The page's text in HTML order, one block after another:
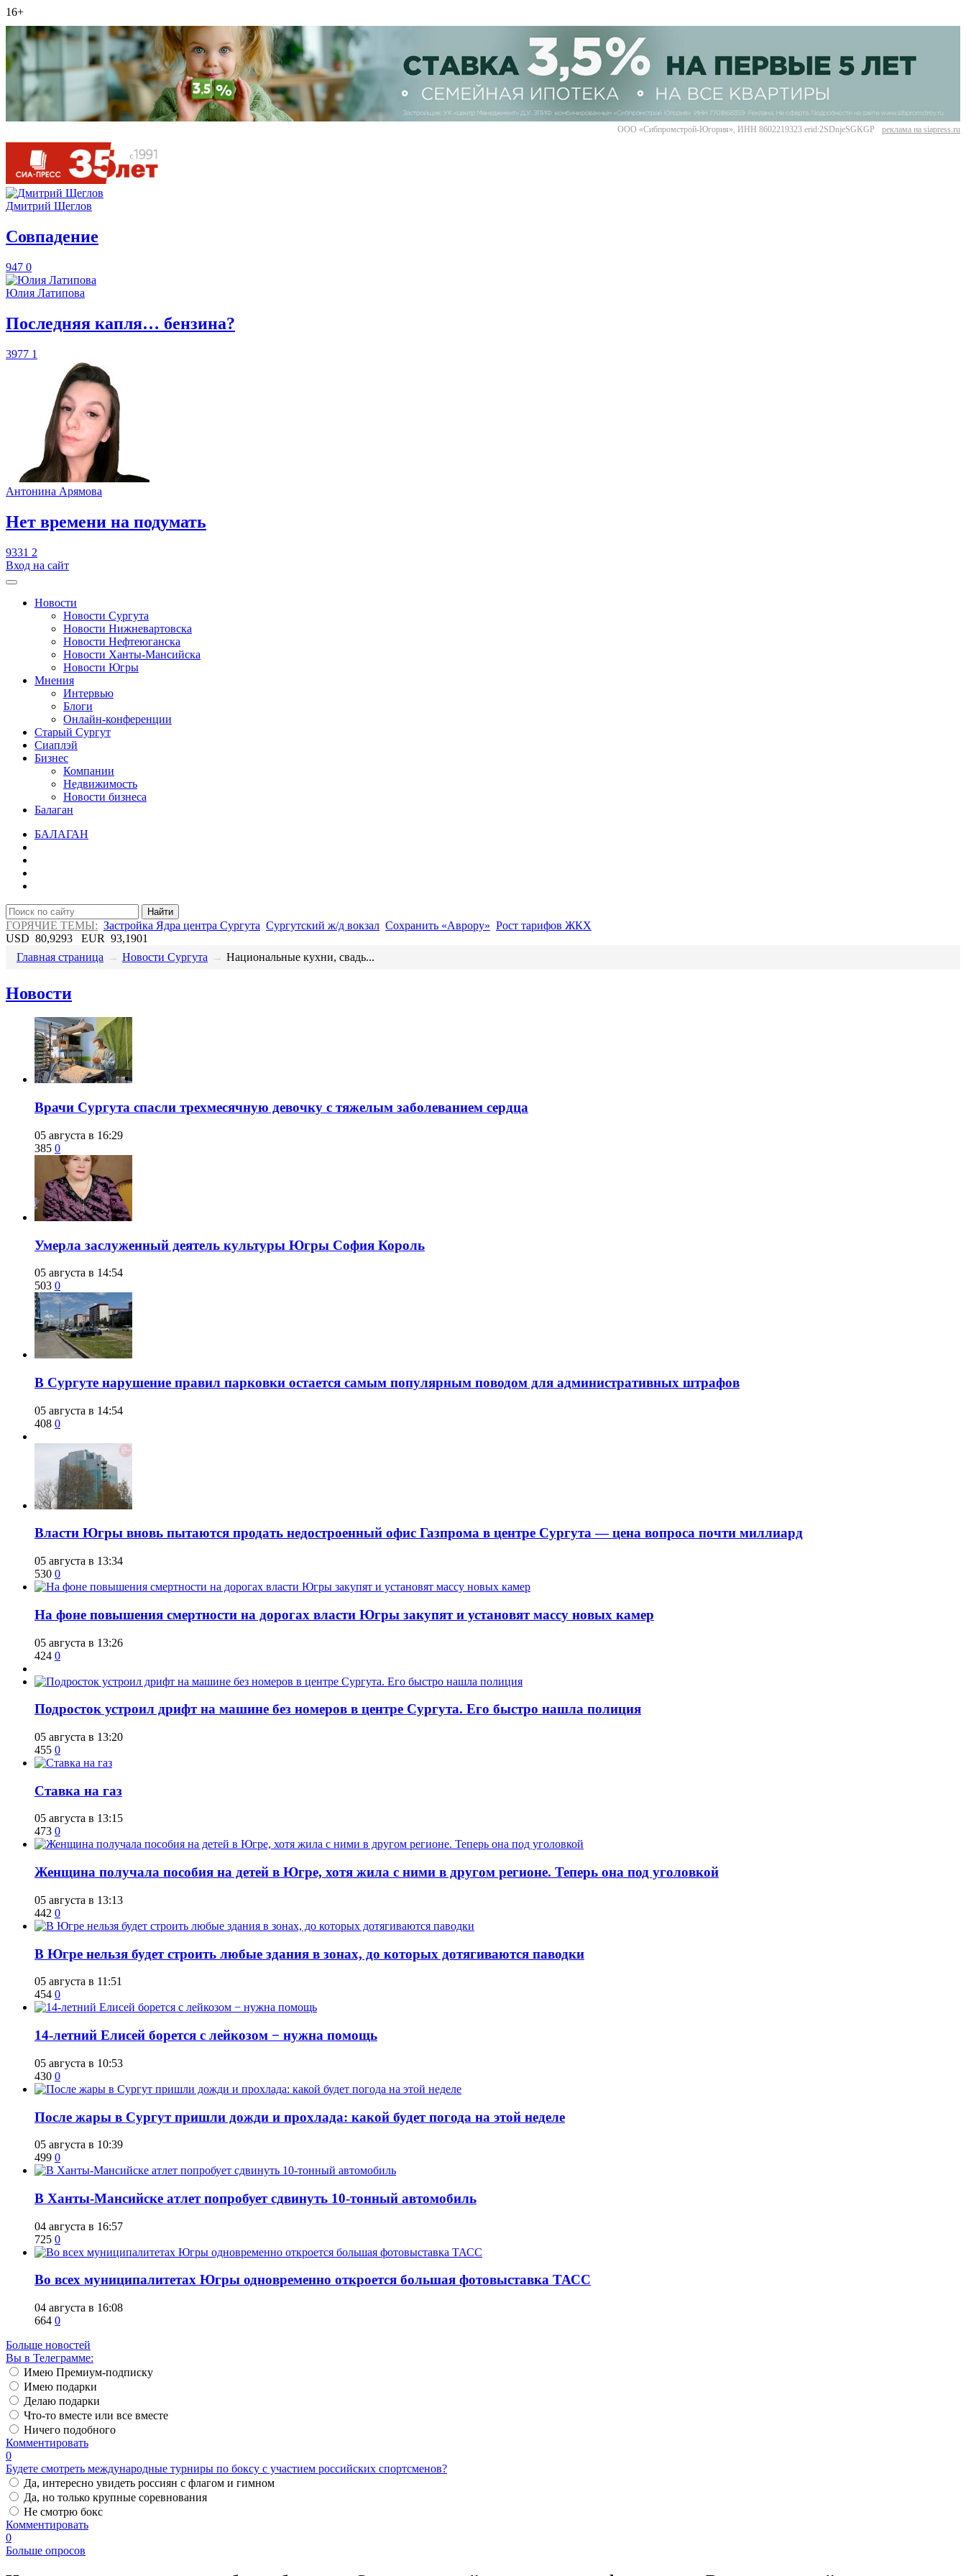
16+
ООО «Сибпромстрой-Югория», ИНН 8602219323 erid:2SDnjeSGKGP реклама на siapress.ru
Дмитрий Щеглов
​Совпадение
947 0
Юлия Латипова
​Последняя капля… бензина?
3977 1
Антонина Арямова
​Нет времени на подумать
9331 2
Вход на сайт
Новости
Новости Сургута
Новости Нижневартовска
Новости Нефтеюганска
Новости Ханты-Мансийска
Новости Югры
Мнения
Интервью
Блоги
Онлайн-конференции
Старый Сургут
Сиаплэй
Бизнес
Компании
Недвижимость
Новости бизнеса
Балаган
БАЛАГАН
Найти
ГОРЯЧИЕ ТЕМЫ: Застройка Ядра центра Сургута Сургутский ж/д вокзал Сохранить «Аврору» Рост тарифов ЖКХ
USD 80,9293 EUR 93,1901
Главная страница → Новости Сургута → ​Национальные кухни, свадь...
Новости
​Врачи Сургута спасли трехмесячную девочку с тяжелым заболеванием сердца
05 августа в 16:29
385 0
​Умерла заслуженный деятель культуры Югры София Король
05 августа в 14:54
503 0
В Сургуте нарушение правил парковки остается самым популярным поводом для административных штрафов
05 августа в 14:54
408 0
Власти Югры вновь пытаются продать недостроенный офис Газпрома в центре Сургута — цена вопроса почти миллиард
05 августа в 13:34
530 0
На фоне повышения смертности на дорогах власти Югры закупят и установят массу новых камер
05 августа в 13:26
424 0
Подросток устроил дрифт на машине без номеров в центре Сургута. Его быстро нашла полиция
05 августа в 13:20
455 0
Ставка на газ
05 августа в 13:15
473 0
Женщина получала пособия на детей в Югре, хотя жила с ними в другом регионе. Теперь она под уголовкой
05 августа в 13:13
442 0
В Югре нельзя будет строить любые здания в зонах, до которых дотягиваются паводки
05 августа в 11:51
454 0
14-летний Елисей борется с лейкозом − нужна помощь
05 августа в 10:53
430 0
​После жары в Сургут пришли дожди и прохлада: какой будет погода на этой неделе
05 августа в 10:39
499 0
​В Ханты-Мансийске атлет попробует сдвинуть 10-тонный автомобиль
04 августа в 16:57
725 0
Во всех муниципалитетах Югры одновременно откроется большая фотовыставка ТАСС
04 августа в 16:08
664 0
Больше новостей
Вы в Телеграмме:
Имею Премиум-подписку
Имею подарки
Делаю подарки
Что-то вместе или все вместе
Ничего подобного
Комментировать
0
Будете смотреть международные турниры по боксу с участием российских спортсменов?
Да, интересно увидеть россиян с флагом и гимном
Да, но только крупные соревнования
Не смотрю бокс
Комментировать
0
Больше опросов